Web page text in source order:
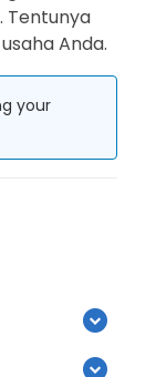
Tentunya
Anda.
your